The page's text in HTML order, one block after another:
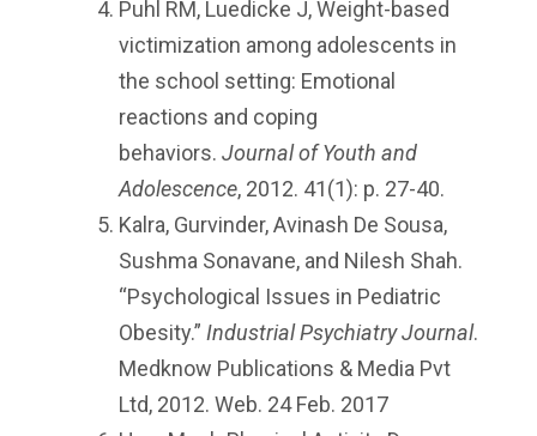
Puhl RM, Luedicke J, Weight-based
victimization among adolescents in
the school setting: Emotional
reactions and coping
behaviors. Journal of Youth and
Adolescence, 2012. 41(1): p. 27-40.
Kalra, Gurvinder, Avinash De Sousa,
Sushma Sonavane, and Nilesh Shah.
“Psychological Issues in Pediatric
Obesity.” Industrial Psychiatry Journal.
Medknow Publications & Media Pvt
Ltd, 2012. Web. 24 Feb. 2017